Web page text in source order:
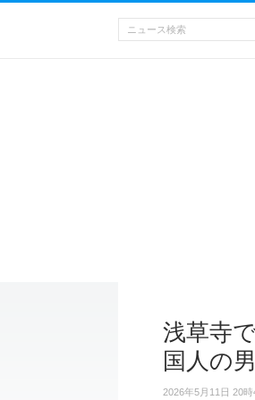
浅草寺
国人の
2026年5月11日 20時